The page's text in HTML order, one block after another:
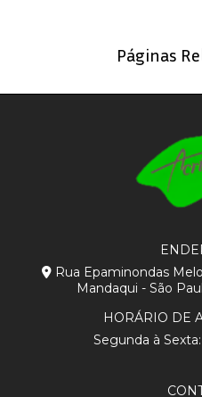
Páginas
Rua Epaminondas
Mandaqui - São
HORÁRIO DE
Segunda à